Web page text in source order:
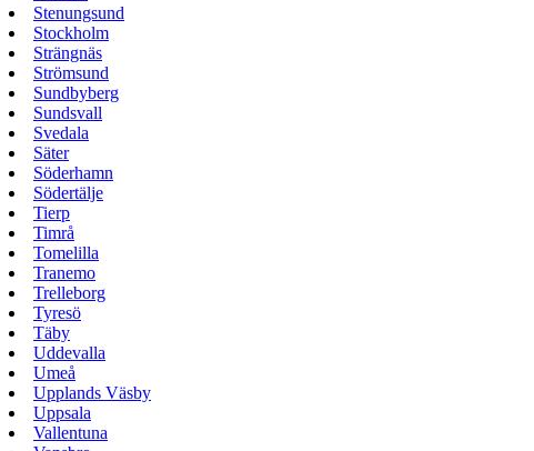
Stenungsund
Stockholm
Strängnäs
Strömsund
Sundbyberg
Sundsvall
Svedala
Säter
Söderhamn
Södertälje
Tierp
Timrå
Tomelilla
Tranemo
Trelleborg
Tyresö
Täby
Uddevalla
Umeå
Upplands Väsby
Uppsala
Vallentuna